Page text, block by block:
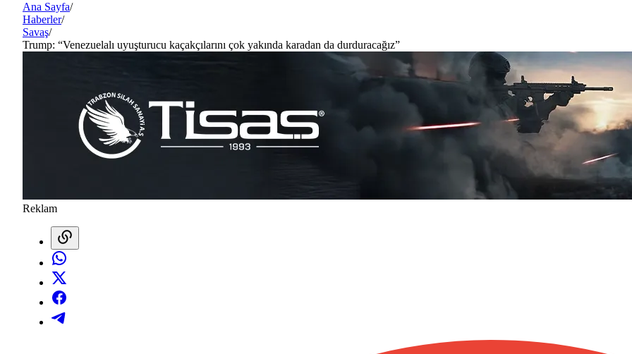
Ana Sayfa/
Haberler/
Savaş/
Trump: “Venezuelalı uyuşturucu kaçakçılarını çok yakında karadan da durduracağız”
Reklam